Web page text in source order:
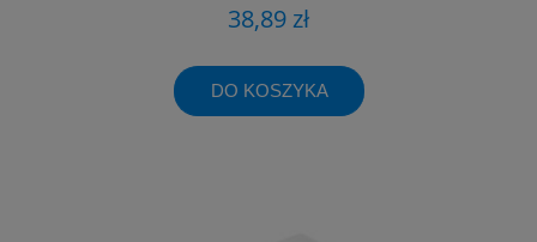
38,89 zł
DO KOSZYKA